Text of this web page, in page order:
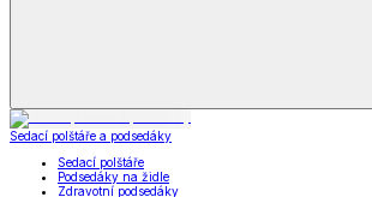
Sedací polštáře a podsedáky
Sedací polštáře
Podsedáky na židle
Zdravotní podsedáky